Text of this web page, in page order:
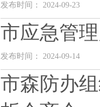
发布时间： 2024-09-23
市应急管
发布时间： 2024-09-14
市森防办